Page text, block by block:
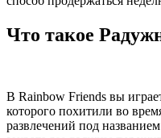
Что такое
В Rainbow Friends вы
которого похитили во
развлечений под